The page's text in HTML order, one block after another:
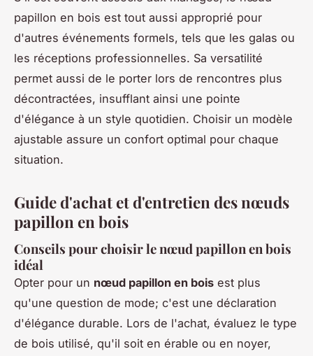
papillon en bois est tout aussi approprié pour
d'autres événements formels, tels que les galas ou
les réceptions professionnelles. Sa versatilité
permet aussi de le porter lors de rencontres plus
décontractées, insufflant ainsi une pointe
d'élégance à un style quotidien. Choisir un modèle
ajustable assure un confort optimal pour chaque
situation.
Guide d'achat et d'entretien des nœuds
papillon en bois
Conseils pour choisir le nœud papillon en bois
idéal
Opter pour un nœud papillon en bois est plus
qu'une question de mode; c'est une déclaration
d'élégance durable. Lors de l'achat, évaluez le type
de bois utilisé, qu'il soit en érable ou en noyer,